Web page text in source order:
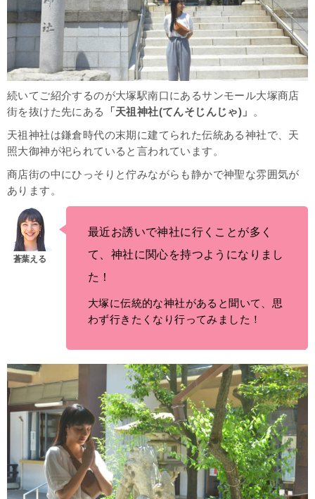
続いてご紹介するのが大塚駅南口にあるサンモール大塚商店
街を抜けた先にある
「天祖神社(てんそじんじゃ)」 。
天祖神社は鎌倉時代の末期に建てられた伝統ある神社で、天
照大御神が祀られていると言われています。
商店街の中にひっそりと佇みながらも静かで神聖な雰囲気が
あります。
最近お誘いで神社に行くことが多く
て、神社に関心を持つようになりまし
た！
大塚に伝統的な神社があると聞いて、思
わず行きたくなり行ってみました！